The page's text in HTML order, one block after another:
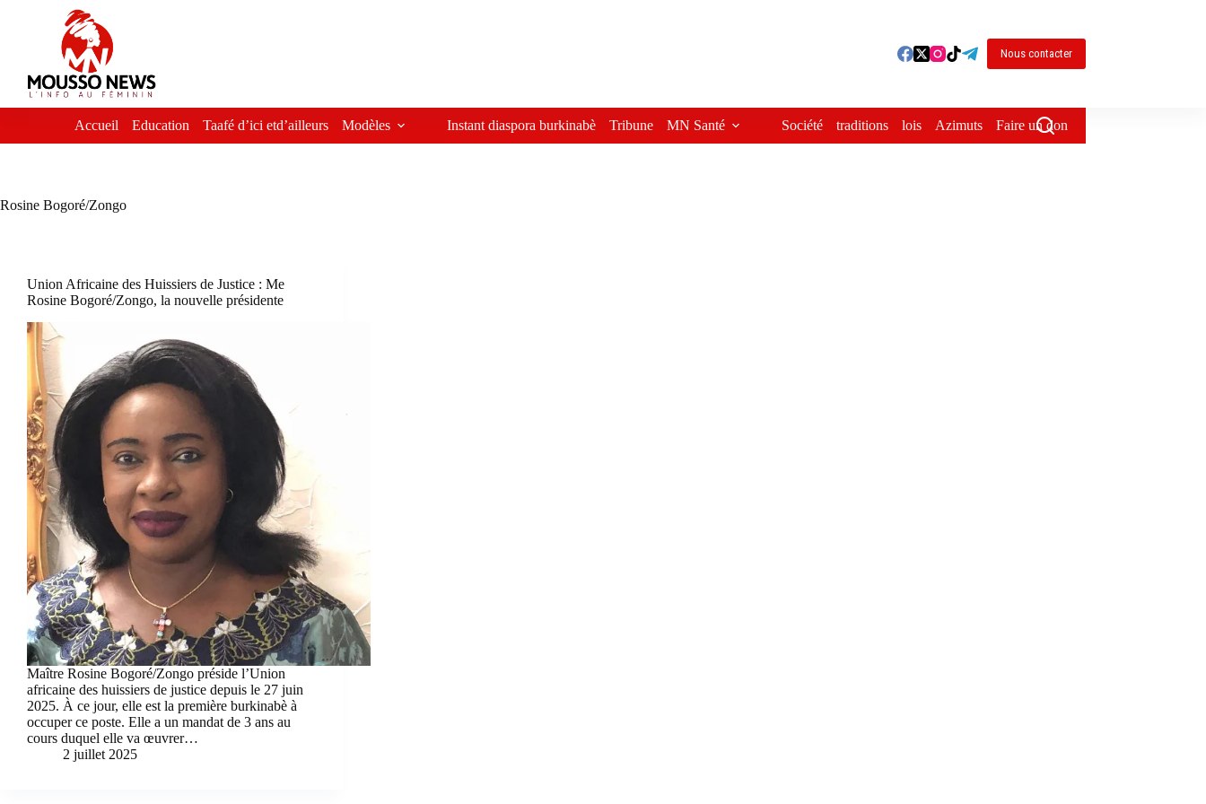
Nous contacter
Accueil Education Taafé d’ici etd’ailleurs Modèles Instant diaspora burkinabè Tribune MN Santé Société traditions lois Azimuts Faire un don
Rosine Bogoré/Zongo
Union Africaine des Huissiers de Justice : Me
Rosine Bogoré/Zongo, la nouvelle présidente
Maître Rosine Bogoré/Zongo préside l’Union
africaine des huissiers de justice depuis le 27 juin
2025. À ce jour, elle est la première burkinabè à
occuper ce poste. Elle a un mandat de 3 ans au
cours duquel elle va œuvrer…
2 juillet 2025